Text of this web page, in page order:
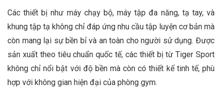
Các thiết bị như máy chạy bộ, máy tập đa năng, tạ tay, và
khung tập tạ không chỉ đáp ứng nhu cầu tập luyện cơ bản mà
còn mang lại sự bền bỉ và an toàn cho người sử dụng. Được
sản xuất theo tiêu chuẩn quốc tế, các thiết bị từ Tiger Sport
không chỉ nổi bật với độ bền mà còn có thiết kế tinh tế, phù
hợp với không gian hiện đại của phòng gym.